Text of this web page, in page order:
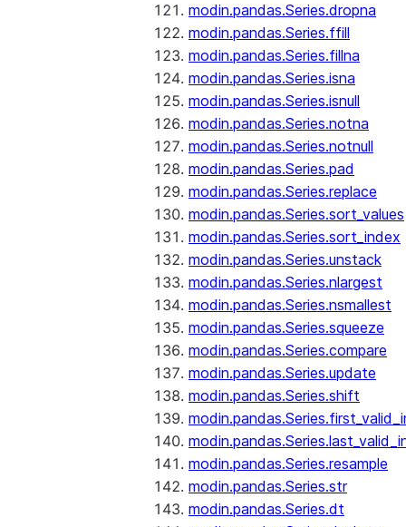
modin.pandas.Series.dropna
modin.pandas.Series.ffill
modin.pandas.Series.fillna
modin.pandas.Series.isna
modin.pandas.Series.isnull
modin.pandas.Series.notna
modin.pandas.Series.notnull
modin.pandas.Series.pad
modin.pandas.Series.replace
modin.pandas.Series.sort_values
modin.pandas.Series.sort_index
modin.pandas.Series.unstack
modin.pandas.Series.nlargest
modin.pandas.Series.nsmallest
modin.pandas.Series.squeeze
modin.pandas.Series.compare
modin.pandas.Series.update
modin.pandas.Series.shift
modin.pandas.Series.resample
modin.pandas.Series.str
modin.pandas.Series.dt